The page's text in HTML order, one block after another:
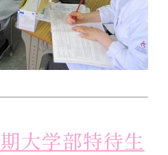
大学部特待生